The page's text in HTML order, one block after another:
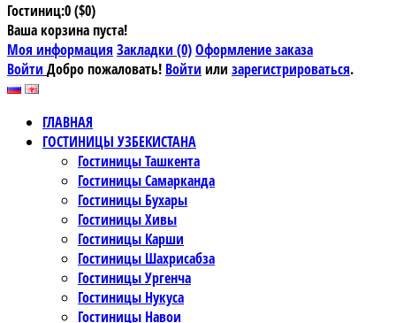
Гостиниц:0 ($0)
Ваша корзина пуста!
Моя информация Закладки (0)Оформление заказа
Войти Добро пожаловать! Войти или зарегистрироваться.
ГЛАВНАЯ
ГОСТИНИЦЫ УЗБЕКИСТАНА
Гостиницы Ташкента
Гостиницы Самарканда
Гостиницы Бухары
Гостиницы Хивы
Гостиницы Карши
Гостиницы Шахрисабза
Гостиницы Ургенча
Гостиницы Нукуса
Гостиницы Навои